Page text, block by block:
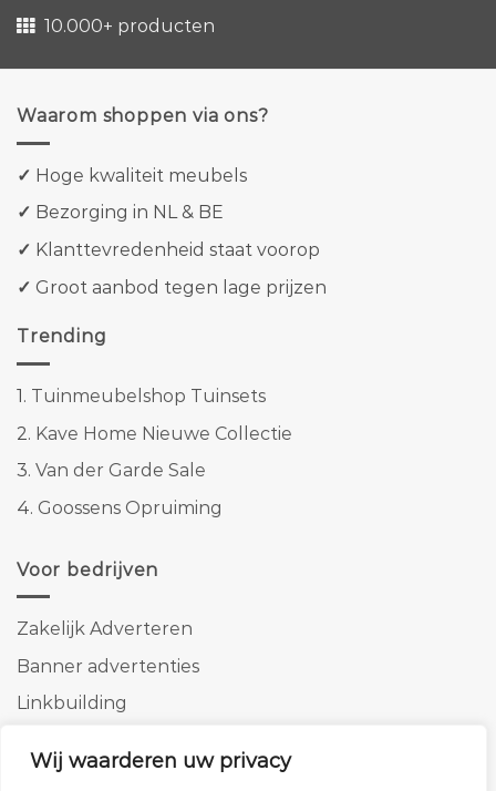
Wij waarderen uw privacy
10.000+ producten
Waarom shoppen via ons?
✓ Hoge kwaliteit meubels
✓ Bezorging in NL & BE
✓ Klanttevredenheid staat voorop
✓ Groot aanbod tegen lage prijzen
Trending
1. Tuinmeubelshop Tuinsets
2. Kave Home Nieuwe Collectie
3. Van der Garde Sale
4. Goossens Opruiming
Voor bedrijven
Zakelijk Adverteren
Banner advertenties
Linkbuilding